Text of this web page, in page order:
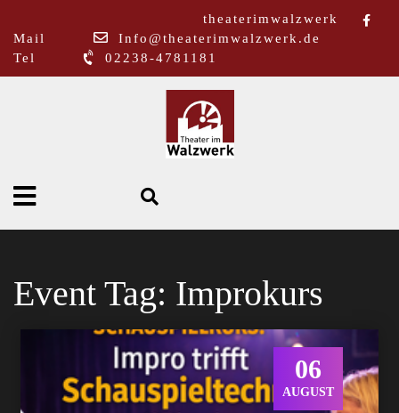
theaterimwalzwerk
Mail
Info@theaterimwalzwerk.de
Tel
02238-4781181
Event Tag: Improkurs
06
AUGUST